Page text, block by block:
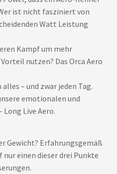
ist nicht fasziniert von
Watt Leistung
Kampf um mehr
nutzen? Das Orca Aero
– und zwar jeden Tag.
emotionalen und
Live Aero.
Gewicht? Erfahrungsgemäß
einen dieser drei Punkte